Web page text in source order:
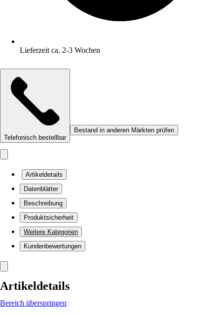
Lieferzeit ca. 2-3 Wochen
Telefonisch bestellbar
Bestand in anderen Märkten prüfen
Artikeldetails
Datenblätter
Beschreibung
Produktsicherheit
Weitere Kategorien
Kundenbewertungen
Artikeldetails
Bereich überspringen